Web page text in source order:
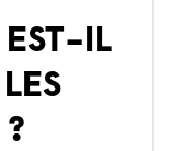
IL